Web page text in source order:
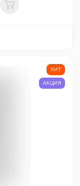
В корзину
ХИТ
АКЦИЯ